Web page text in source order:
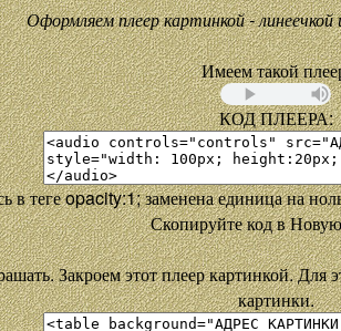
Оформляем плеер картинкой - линеечкой
Имеем такой
КОД ПЛЕЕРА:
в теге opacity:1; заменена единица на
Скопируйте код в
Закроем этот плеер картинкой. Для
картинки.